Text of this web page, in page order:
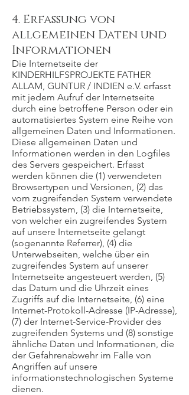
4. Erfassung von
allgemeinen Daten und
Informationen
Die Internetseite der
KINDERHILFSPROJEKTE FATHER
ALLAM, GUNTUR / INDIEN e.V. erfasst
mit jedem Aufruf der Internetseite
durch eine betroffene Person oder ein
automatisiertes System eine Reihe von
allgemeinen Daten und Informationen.
Diese allgemeinen Daten und
Informationen werden in den Logfiles
des Servers gespeichert. Erfasst
werden können die (1) verwendeten
Browsertypen und Versionen, (2) das
vom zugreifenden System verwendete
Betriebssystem, (3) die Internetseite,
von welcher ein zugreifendes System
auf unsere Internetseite gelangt
(sogenannte Referrer), (4) die
Unterwebseiten, welche über ein
zugreifendes System auf unserer
Internetseite angesteuert werden, (5)
das Datum und die Uhrzeit eines
Zugriffs auf die Internetseite, (6) eine
Internet-Protokoll-Adresse (IP-Adresse),
(7) der Internet-Service-Provider des
zugreifenden Systems und (8) sonstige
ähnliche Daten und Informationen, die
der Gefahrenabwehr im Falle von
Angriffen auf unsere
informationstechnologischen Systeme
dienen.